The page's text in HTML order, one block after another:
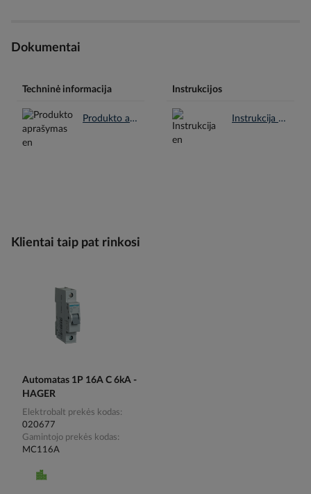
Dokumentai
Techninė informacija
Produkto aprašymas en.pdf
Instrukcijos
Instrukcija en.pdf
Klientai taip pat rinkosi
Automatas 1P 16A C 6kA -
HAGER
Elektrobalt prekės kodas
020677
Gamintojo prekės kodas
MC116A